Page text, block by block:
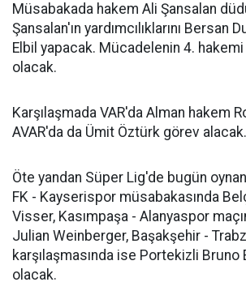
Müsabakada hakem Ali Şansalan
Şansalan'ın yardımcılıklarını Bersan
Elbil yapacak. Mücadelenin 4.
olacak.
Karşılaşmada VAR'da Alman hakem
AVAR'da da Ümit Öztürk görev alacak.
Öte yandan Süper Lig'de bugün
FK - Kayserispor müsabakasında
Visser, Kasımpaşa - Alanyaspor
Julian Weinberger, Başakşehir -
karşılaşmasında ise Portekizli Bruno
olacak.